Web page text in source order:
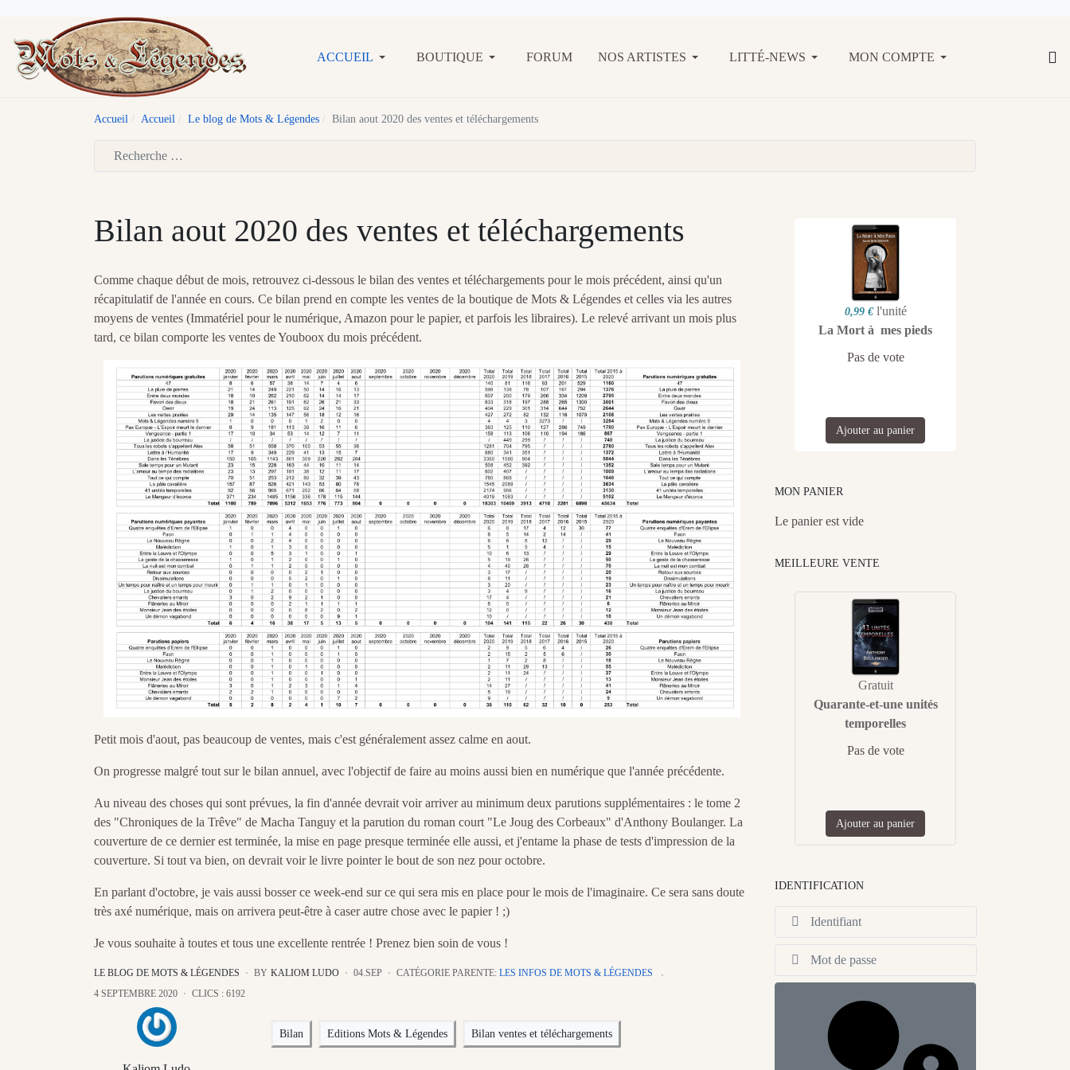
ACCUEIL BOUTIQUE FORUM NOS ARTISTES LITTÉ-NEWS MON COMPTE
Accueil Accueil Le blog de Mots & Légendes Bilan aout 2020 des ventes et téléchargements
Bilan aout 2020 des ventes et téléchargements
Comme chaque début de mois, retrouvez ci-dessous le bilan des ventes et téléchargements pour le mois précédent, ainsi qu'un
récapitulatif de l'année en cours. Ce bilan prend en compte les ventes de la boutique de Mots & Légendes et celles via les autres
moyens de ventes (Immatériel pour le numérique, Amazon pour le papier, et parfois les libraires). Le relevé arrivant un mois plus
tard, ce bilan comporte les ventes de Youboox du mois précédent.
Petit mois d'aout, pas beaucoup de ventes, mais c'est généralement assez calme en aout.
On progresse malgré tout sur le bilan annuel, avec l'objectif de faire au moins aussi bien en numérique que l'année précédente.
Au niveau des choses qui sont prévues, la fin d'année devrait voir arriver au minimum deux parutions supplémentaires : le tome 2
des "Chroniques de la Trêve" de Macha Tanguy et la parution du roman court "Le Joug des Corbeaux" d'Anthony Boulanger. La
couverture de ce dernier est terminée, la mise en page presque terminée elle aussi, et j'entame la phase de tests d'impression de la
couverture. Si tout va bien, on devrait voir le livre pointer le bout de son nez pour octobre.
En parlant d'octobre, je vais aussi bosser ce week-end sur ce qui sera mis en place pour le mois de l'imaginaire. Ce sera sans doute
très axé numérique, mais on arrivera peut-être à caser autre chose avec le papier ! ;)
Je vous souhaite à toutes et tous une excellente rentrée ! Prenez bien soin de vous !
LE BLOG DE MOTS & LÉGENDES BY KALIOM LUDO 04.SEP CATÉGORIE PARENTE: LES INFOS DE MOTS & LÉGENDES
4 SEPTEMBRE 2020
CLICS : 6192
Bilan Editions Mots & Légendes Bilan ventes et téléchargements
0,99 € l'unité
La Mort à mes pieds
Pas de vote
Ajouter au panier
MON PANIER
Le panier est vide
MEILLEURE VENTE
Gratuit
Quarante-et-une unités
temporelles
Pas de vote
Ajouter au panier
IDENTIFICATION